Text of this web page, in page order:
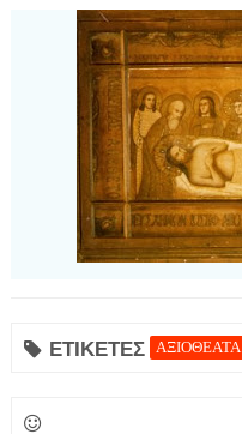
ΕΤΙΚΕΤΕΣ ΑΞΙΟΘΕΑΤΑ